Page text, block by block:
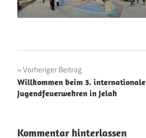
Beitragsnavigation
Vorheriger Beitrag
Willkommen beim 3.
Jugendfeuerwehren in Jelah
Kommentar hinterlassen